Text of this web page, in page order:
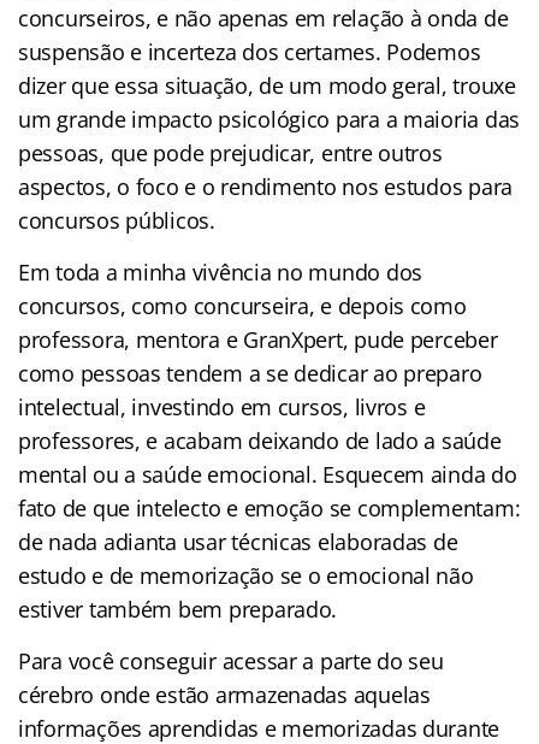
concurseiros, e não apenas em relação à onda de
suspensão e incerteza dos certames. Podemos
dizer que essa situação, de um modo geral, trouxe
um grande impacto psicológico para a maioria das
pessoas, que pode prejudicar, entre outros
aspectos, o foco e o rendimento nos estudos para
concursos públicos.
Em toda a minha vivência no mundo dos
concursos, como concurseira, e depois como
professora, mentora e GranXpert, pude perceber
como pessoas tendem a se dedicar ao preparo
intelectual, investindo em cursos, livros e
professores, e acabam deixando de lado a saúde
mental ou a saúde emocional. Esquecem ainda do
fato de que intelecto e emoção se complementam:
de nada adianta usar técnicas elaboradas de
estudo e de memorização se o emocional não
estiver também bem preparado.
Para você conseguir acessar a parte do seu
cérebro onde estão armazenadas aquelas
informações aprendidas e memorizadas durante